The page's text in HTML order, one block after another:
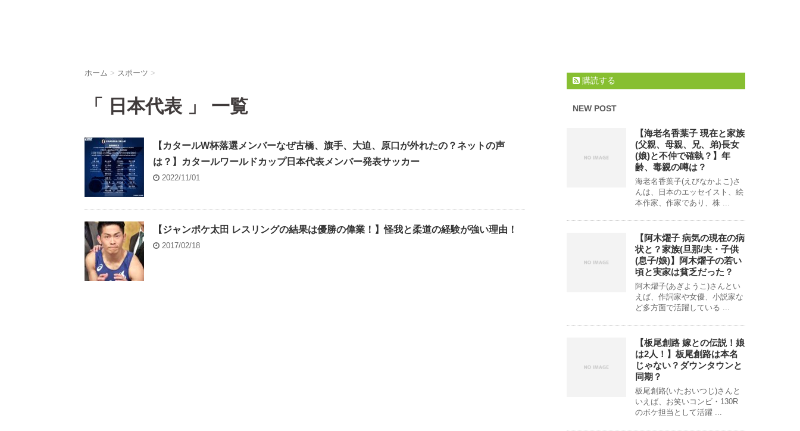
ホーム > スポーツ >
「 日本代表 」 一覧
【カタールW杯落選メンバーなぜ古橋、旗手、大迫、原口が外れたの？ネットの声
は？】カタールワールドカップ日本代表メンバー発表サッカー
2022/11/01
【ジャンポケ太田 レスリングの結果は優勝の偉業！】怪我と柔道の経験が強い理由！
2017/02/18
購読する
NEW POST
【海老名香葉子 現在と家族
(父親、母親、兄、弟)長女
(娘)と不仲で確執？】年
齢、毒親の噂は？
海老名香葉子(えびなかよこ)さ
んは、日本のエッセイスト、絵
本作家、作家であり、株 ...
【阿木燿子 病気の現在の病
状と？家族(旦那/夫・子供
(息子/娘)】阿木燿子の若い
頃と実家は貧乏だった？
阿木燿子(あぎようこ)さんとい
えば、作詞家や女優、小説家な
ど多方面で活躍している ...
【板尾創路 嫁との伝説！娘
は2人！】板尾創路は本名
じゃない？ダウンタウンと
同期？
板尾創路(いたおいつじ)さんと
いえば、お笑いコンビ・130R
のボケ担当として活躍 ...